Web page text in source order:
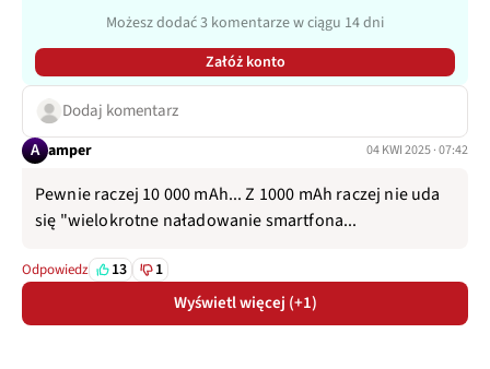
Możesz dodać 3 komentarze w ciągu 14 dni
Załóż konto
Dodaj komentarz
A amper 04 KWI 2025 · 07:42
Pewnie raczej 10 000 mAh... Z 1000 mAh raczej nie uda
się "wielokrotne naładowanie smartfona...
Odpowiedz 13 1
Wyświetl więcej (+1)